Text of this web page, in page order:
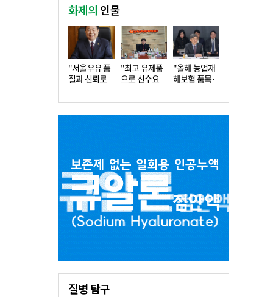
화제의 인물
"서울우유 품
질과 신뢰로
"최고 유제품
으로 신수요
"올해 농업재
해보험 품목·
질병탐구